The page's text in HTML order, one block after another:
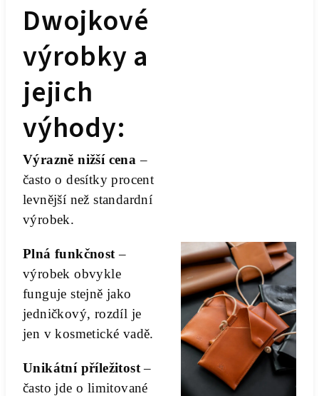
Dwojkové
výrobky a
jejich
výhody:
Výrazně nižší cena –
často o desítky procent
levnější než standardní
výrobek.
Plná funkčnost –
výrobek obvykle
funguje stejně jako
jedničkový, rozdíl je
jen v kosmetické vadě.
Unikátní příležitost–
často jde o limitované